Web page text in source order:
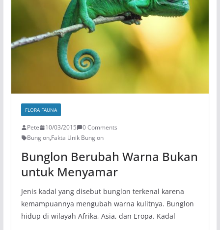
FLORA FAUNA
Pete 10/03/2015
0 Comments
Bunglon,Fakta Unik Bunglon
Bunglon Berubah Warna Bukan
untuk Menyamar
Jenis kadal yang disebut bunglon terkenal karena
kemampuannya mengubah warna kulitnya. Bunglon
hidup di wilayah Afrika, Asia, dan Eropa. Kadal